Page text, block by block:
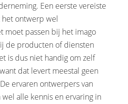
Een eerste vereiste
ontwerp wel
moet passen bij het imago
de producten of diensten
is dus niet handig om zelf
dat levert meestal geen
ervaren ontwerpers van
alle kennis en ervaring in